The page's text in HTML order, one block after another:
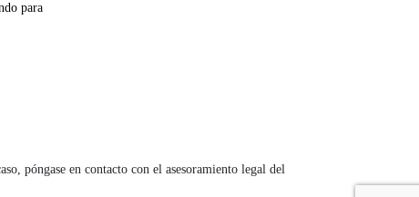
para
póngase en contacto con el asesoramiento legal del